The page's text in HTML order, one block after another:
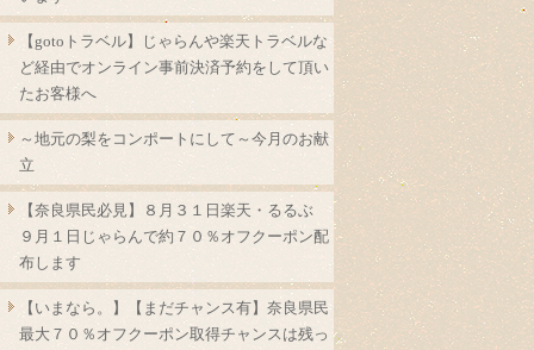
【gotoトラベル】じゃらんや楽天トラベルな
ど経由でオンライン事前決済予約をして頂い
たお客様へ
～地元の梨をコンポートにして～今月のお献
立
【奈良県民必見】８月３１日楽天・るるぶ
９月１日じゃらんで約７０％オフクーポン配
布します
【いまなら。】【まだチャンス有】奈良県民
最大７０％オフクーポン取得チャンスは残っ